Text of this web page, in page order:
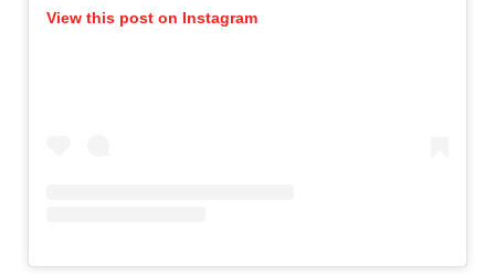
View this post on Instagram